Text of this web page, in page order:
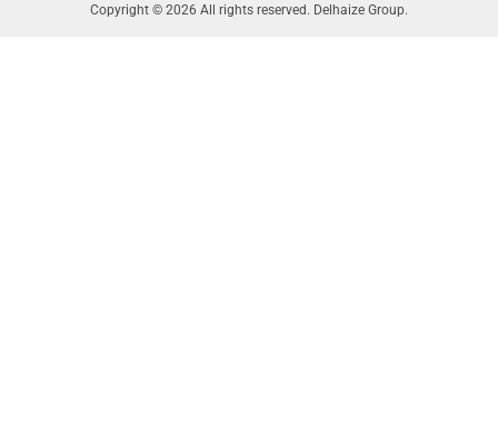
Copyright © 2026 All rights reserved. Delhaize Group.